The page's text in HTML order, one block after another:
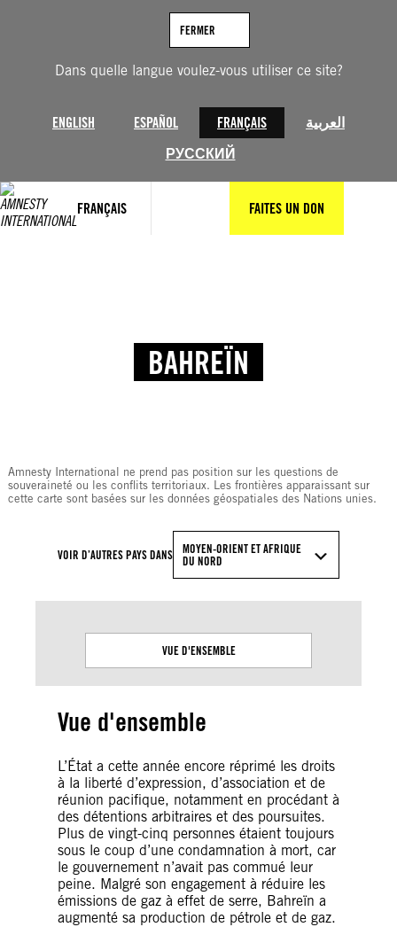
Dans quelle langue voulez-vous utiliser ce site?
ENGLISH ESPAÑOL FRANÇAIS
العربية
РУССКИЙ
FERMER
FRANÇAIS FAITES UN DON
BAHREÏN
Amnesty International ne prend pas position sur les questions de
souveraineté ou les conflits territoriaux. Les frontières apparaissant sur
cette carte sont basées sur les données géospatiales des Nations unies.
VOIR D’AUTRES PAYS DANS
MOYEN-ORIENT ET AFRIQUE
DU NORD
VUE D'ENSEMBLE
Vue d'ensemble
L’État a cette année encore réprimé les droits
à la liberté d’expression, d’association et de
réunion pacifique, notamment en procédant à
des détentions arbitraires et des poursuites.
Plus de vingt-cinq personnes étaient toujours
sous le coup d’une condamnation à mort, car
le gouvernement n’avait pas commué leur
peine. Malgré son engagement à réduire les
émissions de gaz à effet de serre, Bahreïn a
augmenté sa production de pétrole et de gaz.